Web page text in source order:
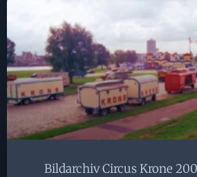
Bildarchiv Circus Krone